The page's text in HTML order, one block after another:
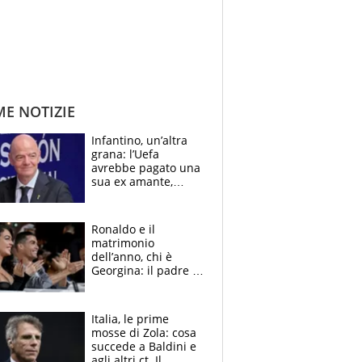
NOTIZIE
Infantino, un’altra
grana: l’Uefa
avrebbe pagato una
sua ex amante,
Ronaldo e il
matrimonio
dell’anno, chi è
Georgina: il padre in
social
Italia, le prime
mosse di Zola: cosa
succede a Baldini e